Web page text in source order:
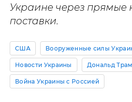
Украине через прямые
поставки.
США Вооруженные силы
Новости Украины Дональд
Война Украины с Россией